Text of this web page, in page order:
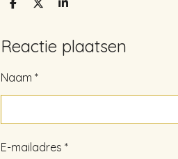
D
e
n
D
l
S
r
e
Reactie plaatsen
Naam *
E-mailadres *